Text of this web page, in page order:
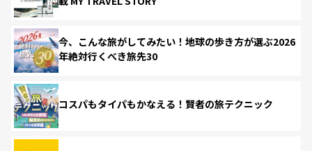
今、こんな旅がしてみたい！地球の歩き方が選ぶ2026
年絶対行くべき旅先30
コスパもタイパもかなえる！賢者の旅テクニック